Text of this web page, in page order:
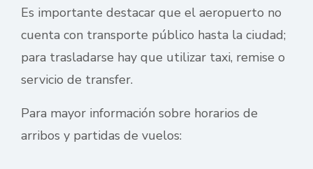
Es importante destacar que el aeropuerto no
cuenta con transporte público hasta la ciudad;
para trasladarse hay que utilizar taxi, remise o
servicio de transfer.
Para mayor información sobre horarios de
arribos y partidas de vuelos: